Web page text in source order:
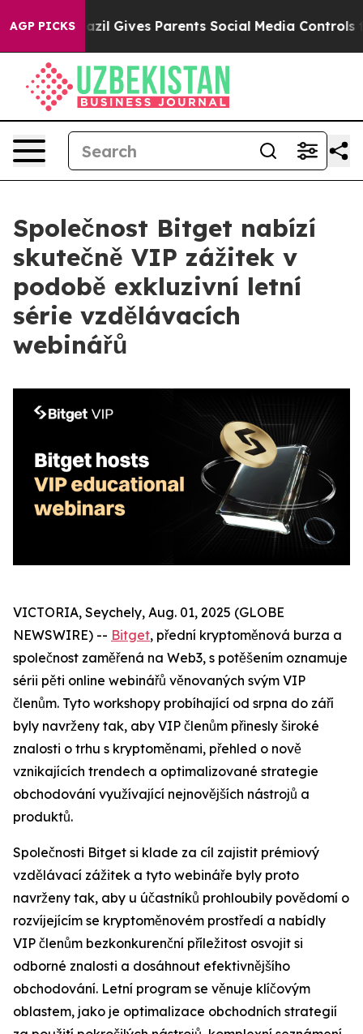
AGP PICKS
Brazil Gives Parents Social Media Controls for
Společnost Bitget nabízí
skutečně VIP zážitek v
podobě exkluzivní letní
série vzdělávacích
webinářů
VICTORIA, Seychely, Aug. 01, 2025 (GLOBE
NEWSWIRE) -- Bitget, přední kryptoměnová burza a
společnost zaměřená na Web3, s potěšením oznamuje
sérii pěti online webinářů věnovaných svým VIP
členům. Tyto workshopy probíhající od srpna do září
byly navrženy tak, aby VIP členům přinesly široké
znalosti o trhu s kryptoměnami, přehled o nově
vznikajících trendech a optimalizované strategie
obchodování využívající nejnovějších nástrojů a
produktů.
Společnosti Bitget si klade za cíl zajistit prémiový
vzdělávací zážitek a tyto webináře byly proto
navrženy tak, aby u účastníků prohloubily povědomí o
rozvíjejícím se kryptoměnovém prostředí a nabídly
VIP členům bezkonkurenční příležitost osvojit si
odborné znalosti a dosáhnout efektivnějšího
obchodování. Letní program se věnuje klíčovým
oblastem, jako je optimalizace obchodních strategií